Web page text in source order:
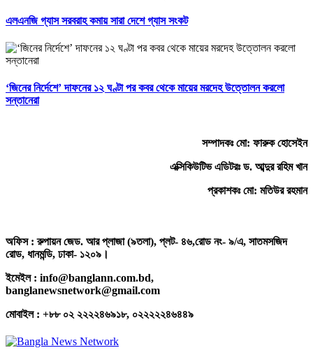
এলএনজি গ্যাস সরবরাহ কমায় সারা দেশে গ্যাস সংকট
‘জিনের নির্দেশে’ দাফনের ১২ ঘণ্টা পর কবর থেকে মায়ের মরদেহ উত্তোলন করলো
সন্তানেরা
সম্পাদকঃ মো: ফারুক হোসেইন
এক্সিকিউটিভ এডিটরঃ ড. আব্দুর রহিম খান
প্রকাশকঃ মো: মতিউর রহমান
অফিস : রুপায়ন জেড. আর প্লাজা (৯তলা), প্লট- ৪৬,রোড নং- ৯/এ, সাতমসজিদ
রোড, ধানমন্ডি, ঢাকা- ১২০৯।
ইমেইল : info@banglann.com.bd,
banglanewsnetwork@gmail.com
মোবাইল : +৮৮ ০২ ২২২২৪৬৯১৮, ০২২২২২৪৬৪৪৯